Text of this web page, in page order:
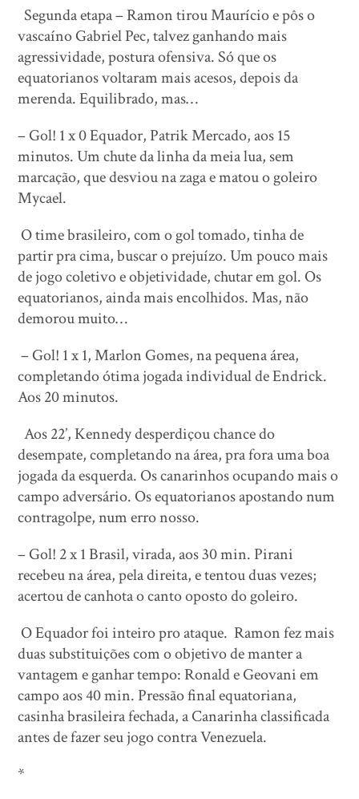
Segunda etapa – Ramon tirou Maurício e pôs o
vascaíno Gabriel Pec, talvez ganhando mais
agressividade, postura ofensiva. Só que os
equatorianos voltaram mais acesos, depois da
merenda. Equilibrado, mas…
– Gol! 1 x 0 Equador, Patrik Mercado, aos 15
minutos. Um chute da linha da meia lua, sem
marcação, que desviou na zaga e matou o goleiro
Mycael.
O time brasileiro, com o gol tomado, tinha de
partir pra cima, buscar o prejuízo. Um pouco mais
de jogo coletivo e objetividade, chutar em gol. Os
equatorianos, ainda mais encolhidos. Mas, não
demorou muito…
– Gol! 1 x 1, Marlon Gomes, na pequena área,
completando ótima jogada individual de Endrick.
Aos 20 minutos.
Aos 22’, Kennedy desperdiçou chance do
desempate, completando na área, pra fora uma boa
jogada da esquerda. Os canarinhos ocupando mais o
campo adversário. Os equatorianos apostando num
contragolpe, num erro nosso.
– Gol! 2 x 1 Brasil, virada, aos 30 min. Pirani
recebeu na área, pela direita, e tentou duas vezes;
acertou de canhota o canto oposto do goleiro.
O Equador foi inteiro pro ataque. Ramon fez mais
duas substituições com o objetivo de manter a
vantagem e ganhar tempo: Ronald e Geovani em
campo aos 40 min. Pressão final equatoriana,
casinha brasileira fechada, a Canarinha classificada
antes de fazer seu jogo contra Venezuela.
*